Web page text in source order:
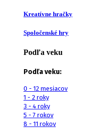
Kreatívne hračky
Spoločenské hry
Podľa veku
Podľa veku:
0 - 12 mesiacov
1 - 2 roky
3 - 4 roky
5 - 7 rokov
8 - 11 rokov